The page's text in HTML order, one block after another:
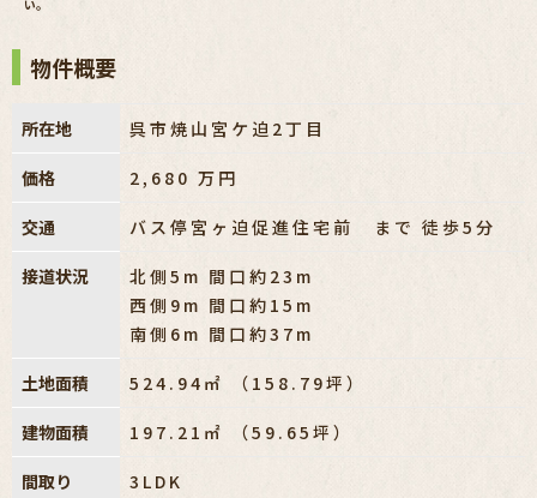
い。
物件概要
所在地 呉市焼山宮ケ迫2丁目
価格 2,680 万円
交通 バス停宮ヶ迫促進住宅前 まで 徒歩5分
接道状況
北側5m 間口約23m
西側9m 間口約15m
南側6m 間口約37m
土地面積 524.94㎡ （158.79坪）
建物面積 197.21㎡ （59.65坪）
間取り 3LDK